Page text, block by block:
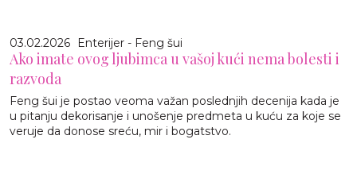
03.02.2026 Enterijer - Feng šui
Ako imate ovog ljubimca u vašoj kući nema bolesti i
razvoda
Feng šui je postao veoma važan poslednjih decenija kada je
u pitanju dekorisanje i unošenje predmeta u kuću za koje se
veruje da donose sreću, mir i bogatstvo.